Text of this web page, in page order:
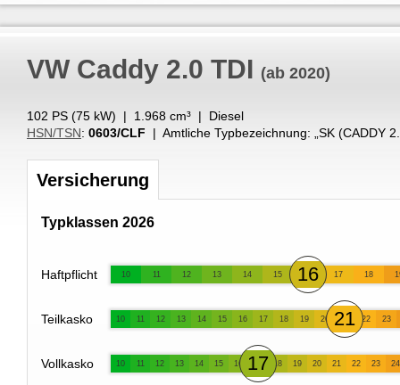
VW Caddy 2.0 TDI (ab 2020)
102 PS (75 kW) | 1.968 cm³ | Diesel
HSN/TSN: 0603/CLF | Amtliche Typbezeichnung: „ SK (CADDY
Versicherung
Typklassen 2026
Haftpflicht 10 11 12 13 14 15 16 17 18
Teilkasko 10 11 12 13 14 15 16 17 18 19 20 21 22 23
Vollkasko 10 11 12 13 14 15 16 17 18 19 20 21 22 23 24